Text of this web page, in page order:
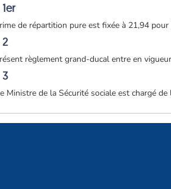
de répartition pure est fixée à 21,94 pour
2
règlement grand-ducal entre en
3
Ministre de la Sécurité sociale est chargé